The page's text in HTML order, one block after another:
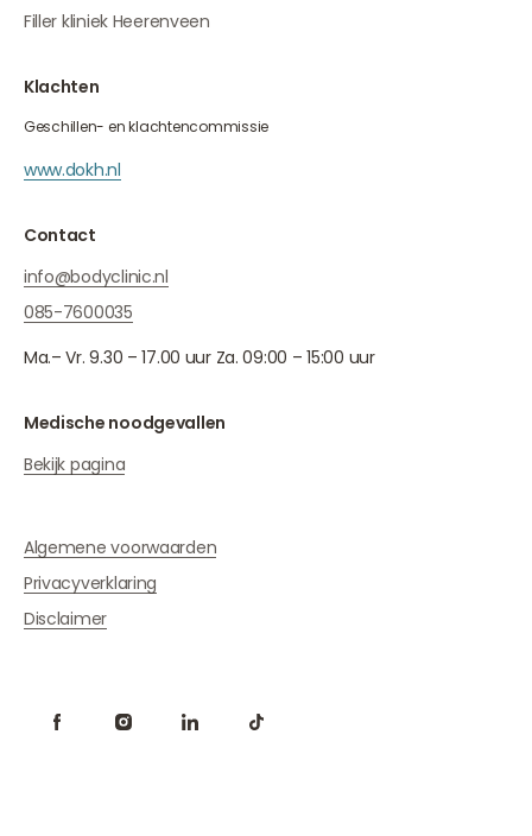
Filler kliniek Heerenveen
Klachten
Geschillen- en klachtencommissie
www.dokh.nl
Contact
info@bodyclinic.nl
085-7600035
Ma.– Vr. 9.30 – 17.00 uur Za. 09:00 – 15:00 uur
Medische noodgevallen
Bekijk pagina
Algemene voorwaarden
Privacyverklaring
Disclaimer